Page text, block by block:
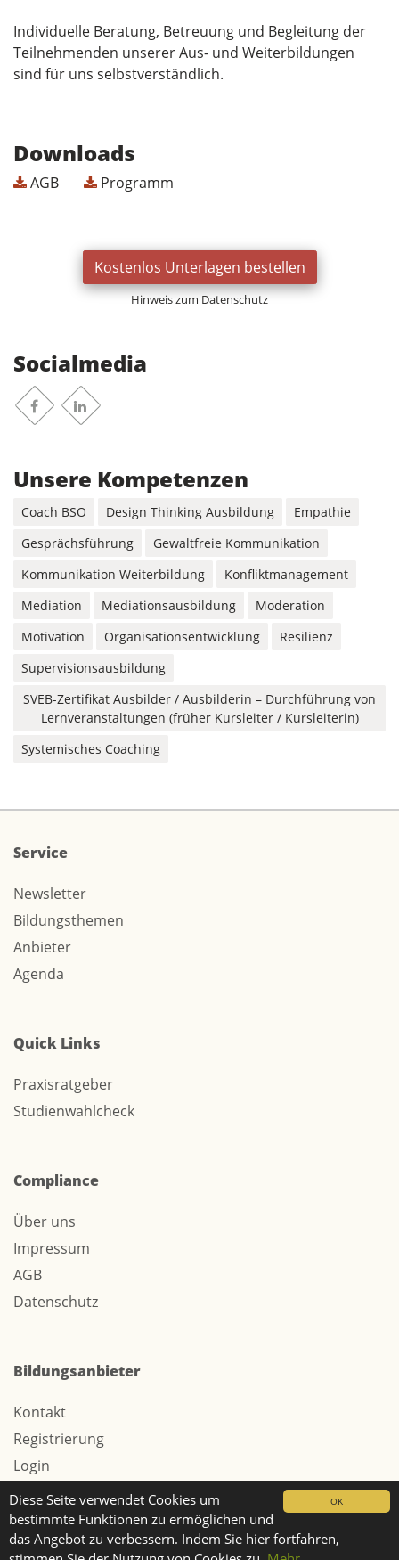
OK
Diese Seite verwendet Cookies um
bestimmte Funktionen zu ermöglichen und
das Angebot zu verbessern. Indem Sie hier fortfahren,
Individuelle Beratung, Betreuung und Begleitung der
Teilnehmenden unserer Aus- und Weiterbildungen
sind für uns selbstverständlich.
Downloads
AGB Programm
Kostenlos Unterlagen bestellen
Hinweis zum Datenschutz
Socialmedia
FacebookLinkedin
Unsere Kompetenzen
Coach BSO Design Thinking Ausbildung
Empathie
Gesprächsführung
Gewaltfreie Kommunikation
Kommunikation Weiterbildung
Konfliktmanagement
Mediation
Mediationsausbildung
Moderation
Motivation
Organisationsentwicklung
Resilienz
Supervisionsausbildung
SVEB-Zertifikat Ausbilder / Ausbilderin – Durchführung von
Lernveranstaltungen (früher Kursleiter / Kursleiterin)
Systemisches Coaching
Service
Newsletter
Bildungsthemen
Anbieter
Agenda
Quick Links
Praxisratgeber
Studienwahlcheck
Compliance
Über uns
Impressum
AGB
Datenschutz
Bildungsanbieter
Kontakt
Registrierung
Login
Werbung / Tarife